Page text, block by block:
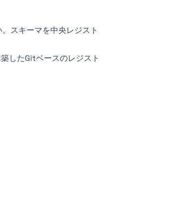
スキーマを中央レジスト
したGitベースのレジスト